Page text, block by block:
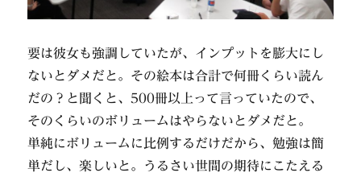
要は彼女も強調していたが、インプットを膨大にし
ないとダメだと。その絵本は合計で何冊くらい読ん
だの？と聞くと、500冊以上って言っていたので、
そのくらいのボリュームはやらないとダメだと。
単純にボリュームに比例するだけだから、勉強は簡
単だし、楽しいと。うるさい世間の期待にこたえる